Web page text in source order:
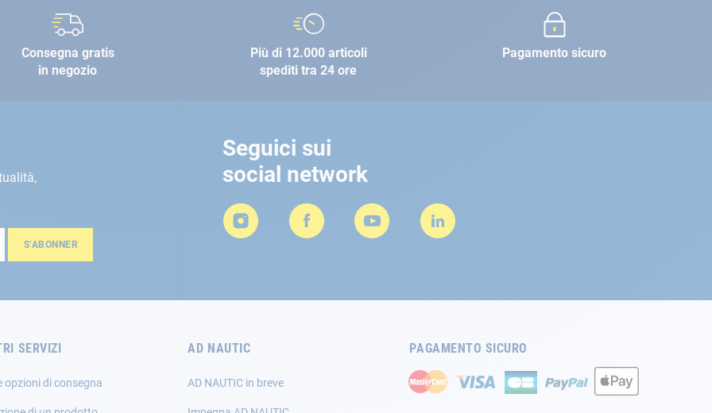
Consegna gratis
in negozio
Più di 12.000 articoli
spediti tra 24 ore
Pagamento sicuro
S’ABONNER
Seguici sui
social network
SERVIZI
opzioni di consegna
AD NAUTIC
AD NAUTIC in breve
PAGAMENTO SICURO